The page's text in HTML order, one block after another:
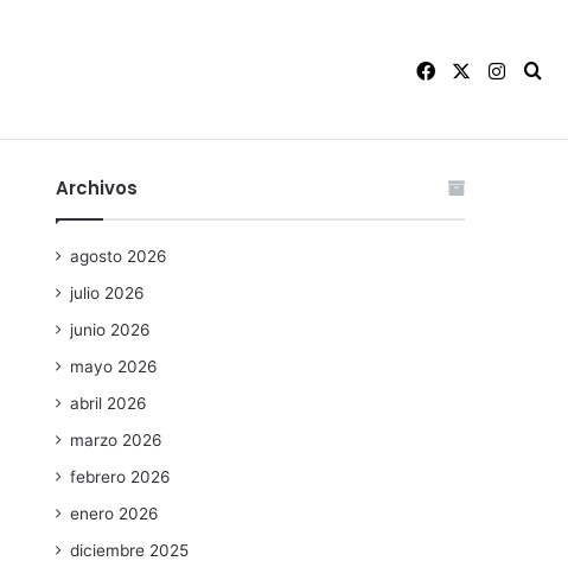
Facebook
Archivos
agosto 2026
julio 2026
junio 2026
mayo 2026
abril 2026
marzo 2026
febrero 2026
enero 2026
diciembre 2025